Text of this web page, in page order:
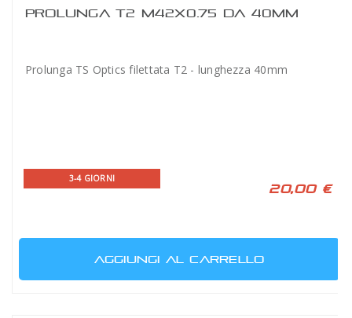
PROLUNGA T2 M42X0.75 DA 40MM
Prolunga TS Optics filettata T2 - lunghezza 40mm
3-4 GIORNI
20,00 €
AGGIUNGI AL CARRELLO